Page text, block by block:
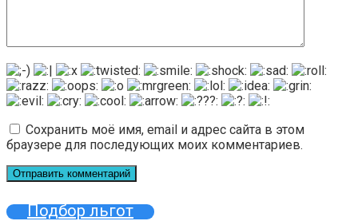
Сохранить моё имя, email и адрес сайта в этом
браузере для последующих моих комментариев.
Подбор льгот